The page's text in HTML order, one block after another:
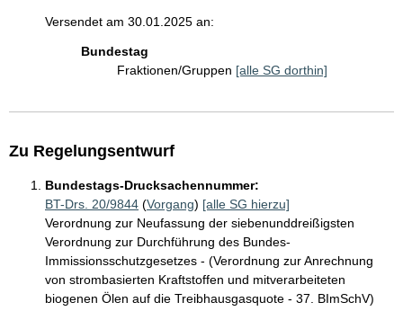
Versendet am 30.01.2025 an:
Bundestag
Fraktionen/Gruppen [alle SG dorthin]
Zu Regelungsentwurf
Bundestags-Drucksachennummer:
BT-Drs. 20/9844 (Vorgang) [alle SG hierzu]
Verordnung zur Neufassung der siebenunddreißigsten
Verordnung zur Durchführung des Bundes-
Immissionsschutzgesetzes - (Verordnung zur Anrechnung
von strombasierten Kraftstoffen und mitverarbeiteten
biogenen Ölen auf die Treibhausgasquote - 37. BImSchV)